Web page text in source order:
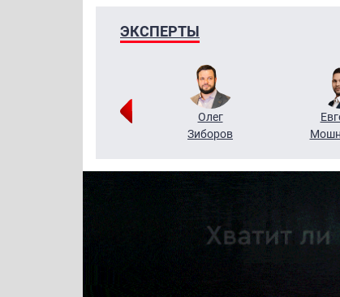
ЭКСПЕРТЫ
Олег
Зиборов